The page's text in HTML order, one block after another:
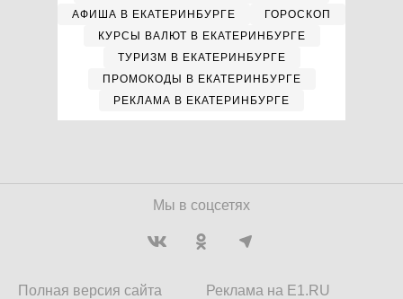
АФИША В ЕКАТЕРИНБУРГЕ
ГОРОСКОП
КУРСЫ ВАЛЮТ В ЕКАТЕРИНБУРГЕ
ТУРИЗМ В ЕКАТЕРИНБУРГЕ
ПРОМОКОДЫ В ЕКАТЕРИНБУРГЕ
РЕКЛАМА В ЕКАТЕРИНБУРГЕ
Мы в соцсетях
Полная версия сайта
Реклама на E1.RU